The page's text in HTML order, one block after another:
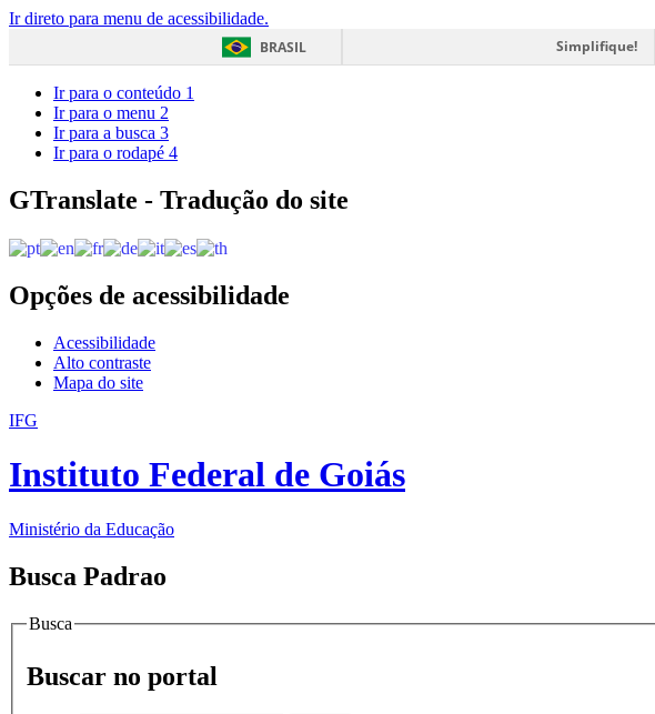
Ir direto para menu de acessibilidade.
BRASIL
Simplifique!
Ir para o conteúdo 1
Ir para o menu 2
Ir para a busca 3
Ir para o rodapé 4
GTranslate - Tradução do site
Opções de acessibilidade
Acessibilidade
Alto contraste
Mapa do site
IFG
Instituto Federal de Goiás
Ministério da Educação
Busca Padrao
Busca
Buscar no portal